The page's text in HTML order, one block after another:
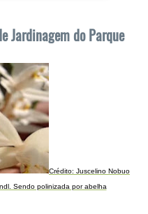
Jardinagem do Parque
Crédito: Juscelino Nobuo
Sendo polinizada por abelha